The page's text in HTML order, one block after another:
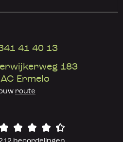
41 40 13
183
Ermelo
route